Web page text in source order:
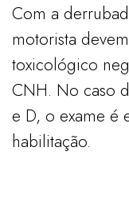
Com a
motorista
toxicológico
CNH. No caso
e D, o exame é
habilitação.